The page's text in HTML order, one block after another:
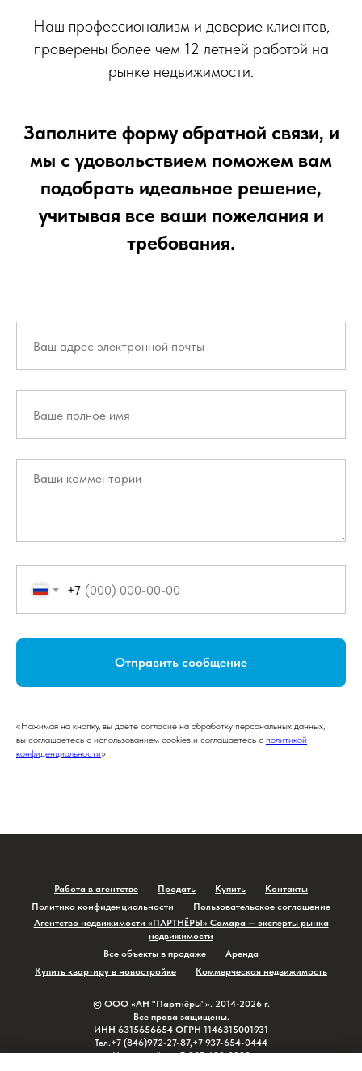
Наш профессионализм и доверие клиентов,
проверены более чем 12 летней работой на
рынке недвижимости.
Заполните форму обратной связи, и
мы с удовольствием поможем вам
подобрать идеальное решение,
учитывая все ваши пожелания и
требования.
+7
Отправить сообщение
«Нажимая на кнопку, вы даете согласие на обработку персональных данных,
вы соглашаетесь с использованием cookies и соглашаетесь c политикой
конфиденциальности»
Работа в агентстве Продать Купить
Контакты
Политика конфиденциальности
Пользовательское соглашение
Агентство недвижимости «ПАРТНЁРЫ» Самара — эксперты рынка
недвижимости
Все объекты в продаже
Аренда
Купить квартиру в новостройке
Коммерческая недвижимость
© ⁠ООО «АН "Партнёры"». 2014-2026 г.
Все права защищены.
ИНН 6315656654 ОГРН 1146315001931
⁠Тел.+7 (846)972-27-87,+7 937-654-0444
Новостройки +7-927-699-3999